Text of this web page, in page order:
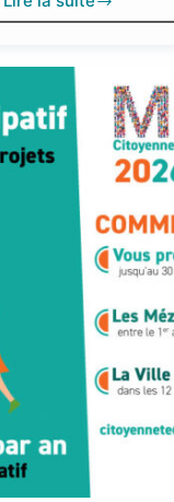
Les
de
juin
!
vos
agendas